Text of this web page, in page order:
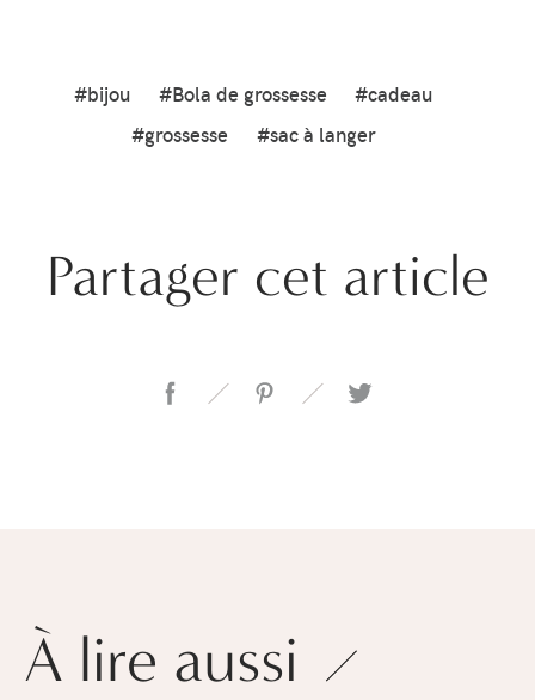
#bijou #Bola de grossesse
#cadeau
#grossesse
#sac à langer
Partager cet article
À lire aussi